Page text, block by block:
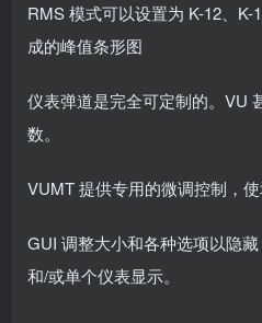
RMS 模式可以设置为 K-12、K-
成的峰值条形图
仪表弹道是完全可定制的。VU
数。
VUMT 提供专用的微调控制，使
GUI 调整大小和各种选项以隐
和/或单个仪表显示。